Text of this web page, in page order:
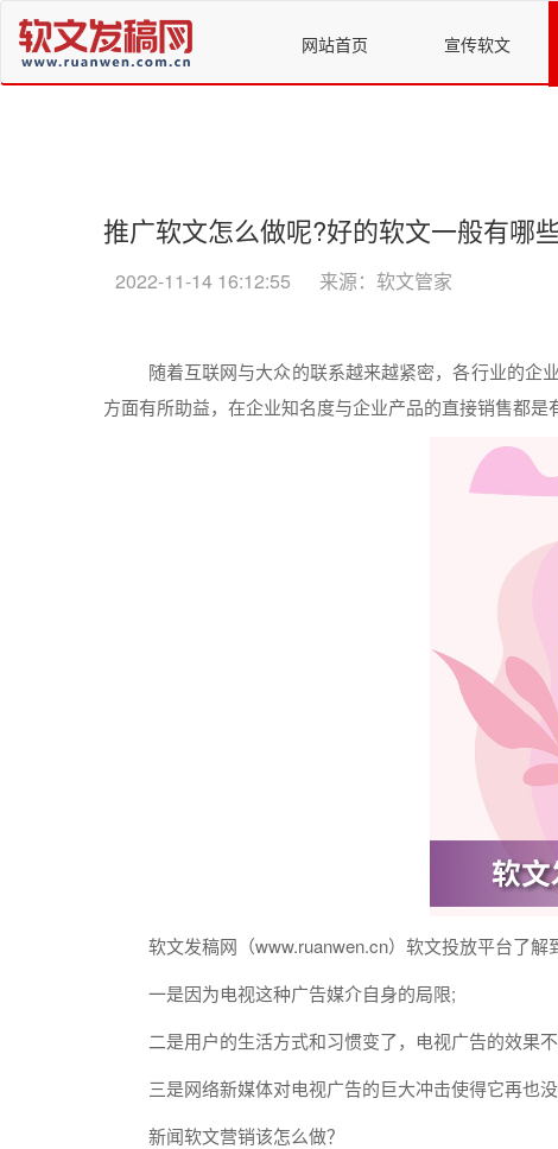
网站首页 宣传软文
推广软文怎么做呢?好的软文一般有哪
2022-11-14 16:12:55 来源：软文管家
随着互联网与大众的联系越来越紧密，各行业的企
方面有所助益，在企业知名度与企业产品的直接销售都是
软文发稿网（www.ruanwen.cn） 软文投放平台了解
一是因为电视这种广告媒介自身的局限;
二是用户的生活方式和习惯变了，电视广告的效果
三是网络新媒体对电视广告的巨大冲击使得它再也没
新闻软文营销该怎么做？